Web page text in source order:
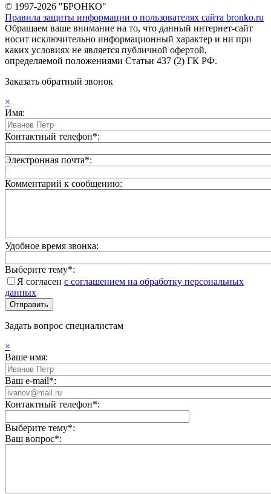
© 1997-2026 "БРОНКО"
Правила защиты информации о пользователях сайта bronko.ru
Обращаем ваше внимание на то, что данный интернет-сайт
носит исключительно информационный характер и ни при
каких условиях не является публичной офертой,
определяемой положениями Статьи 437 (2) ГК РФ.
Заказать обратный звонок
×
Имя:
Контактный телефон*:
Электронная почта*:
Комментарий к сообщению:
Удобное время звонка:
Выберите тему*:
Я согласен с соглашением на обработку персональных
данных
Задать вопрос специалистам
×
Ваше имя:
Ваш e-mail*:
Контактный телефон*:
Выберите тему*:
Ваш вопрос*: